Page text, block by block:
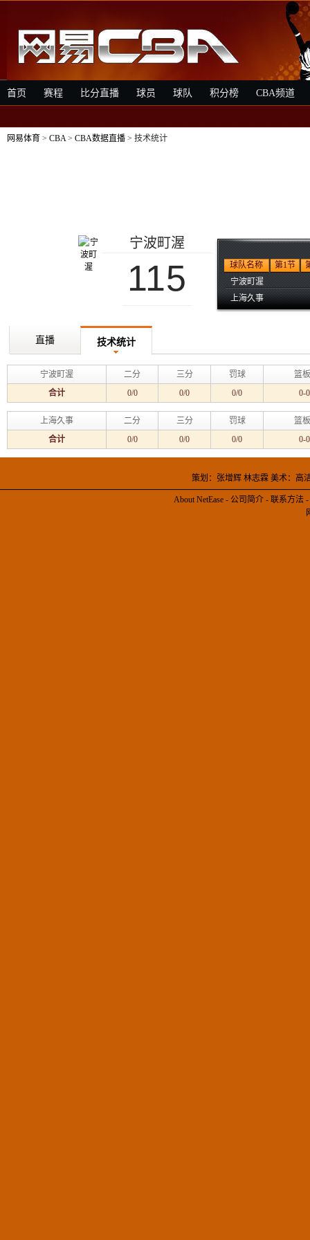
首页 赛程 比分直播 球员 球队 积分榜 CBA频道
网易体育 > CBA> CBA数据直播 > 技术统计
宁波町渥
115 球队名称 第1节
宁波町渥
上海久事
直播 技术统计
宁波町渥 二分 三分 罚球
篮
合计
0/0 0/0 0/0 0-
上海久事 二分 三分 罚球
篮
合计
0/0 0/0 0/0 0-
策划：张增辉 林志霖 美术：
About NetEase - 公司简介 - 联系方法 -